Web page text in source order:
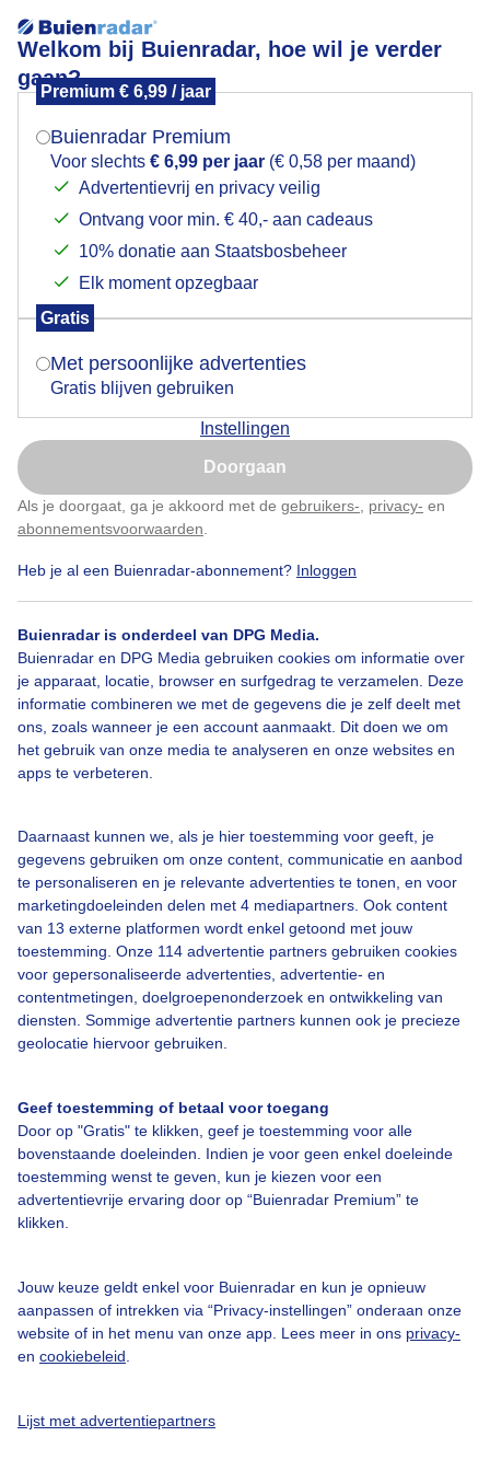
Welkom bij Buienradar, hoe wil je verder
gaan?
Premium € 6,99 / jaar
Buienradar Premium
Voor slechts € 6,99 per jaar (€ 0,58 per maand)
Advertentievrij en privacy veilig
Ontvang voor min. € 40,- aan cadeaus
10% donatie aan Staatsbosbeheer
Elk moment opzegbaar
Gratis
Met persoonlijke advertenties
Gratis blijven gebruiken
Instellingen
Doorgaan
Als je doorgaat, ga je akkoord met de gebruikers- privacy- en
abonnementsvoorwaarden
Heb je al een Buienradar-abonnement? Inloggen
Buienradar is onderdeel van DPG Media.
Buienradar en DPG Media gebruiken cookies om informatie over
je apparaat, locatie, browser en surfgedrag te verzamelen. Deze
informatie combineren we met de gegevens die je zelf deelt met
ons, zoals wanneer je een account aanmaakt. Dit doen we om
het gebruik van onze media te analyseren en onze websites en
apps te verbeteren.
Daarnaast kunnen we, als je hier toestemming voor geeft, je
gegevens gebruiken om onze content, communicatie en aanbod
te personaliseren en je relevante advertenties te tonen, en voor
marketingdoeleinden delen met 4 mediapartners. Ook content
van 13 externe platformen wordt enkel getoond met jouw
toestemming. Onze 114 advertentie partners gebruiken cookies
voor gepersonaliseerde advertenties, advertentie- en
contentmetingen, doelgroepenonderzoek en ontwikkeling van
diensten. Sommige advertentie partners kunnen ook je precieze
geolocatie hiervoor gebruiken.
Geef toestemming of betaal voor toegang
Door op "Gratis" te klikken, geef je toestemming voor alle
bovenstaande doeleinden. Indien je voor geen enkel doeleinde
toestemming wenst te geven, kun je kiezen voor een
advertentievrije ervaring door op “Buienradar Premium” te
klikken.
Jouw keuze geldt enkel voor Buienradar en kun je opnieuw
aanpassen of intrekken via “Privacy-instellingen” onderaan onze
website of in het menu van onze app. Lees meer in ons privacy-
en cookiebeleid
Lijst met advertentiepartners
Wat wolken en een drup regen in Cochem
Door: Joyce Derksen Gemaakt: 07-08-2025, 92x bekeken
Vakantie Regen Wolken
Bekijk slideshow
Over Buienradar
Bedrijfsgegevens
Contact
Toegankelijkheid
Gebruikersvoorwaarden
Adverteren
Privacy beleid
Cookie beleid
Gratis weerdata
Mogen we je locatie gebruiken voor het
Indien je hier nog geen akkoord op hebt gegeven,
verschijnt er zo een pop-up uit je browser waarin
Is goed, toon de popup
Nu niet, misschien later
Klik hierom dit aan te passen